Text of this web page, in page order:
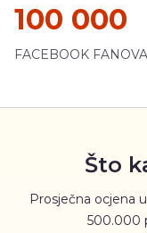
100 000
FACEBOOK FANOVA
Što
Prosječna ocjena
500.000